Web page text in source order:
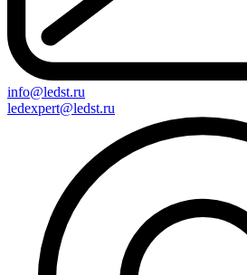
info@ledst.ru
ledexpert@ledst.ru